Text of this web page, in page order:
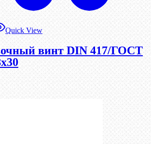
Quick View
винт DIN 417/ГОСТ